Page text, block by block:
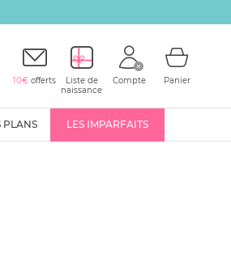
10€ offerts
Liste de
naissance
Compte Panier
PLANS LES IMPARFAITS